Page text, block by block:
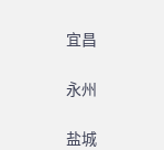
宜昌
永州
盐城